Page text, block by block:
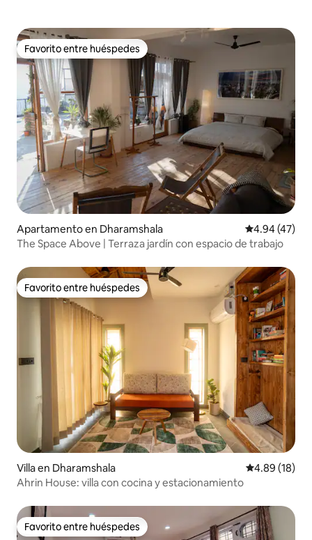
Favorito entre huéspedes
Favorito entre huéspedes
Apartamento en Dharamshala Calificación
4.94 (47)
The Space Above | Terraza jardín con espacio de trabajo
Favorito entre huéspedes
Favorito entre huéspedes
Villa en Dharamshala Calificación
4.89 (18)
Ahrin House: villa con cocina y estacionamiento
Favorito entre huéspedes
Favorito entre huéspedes